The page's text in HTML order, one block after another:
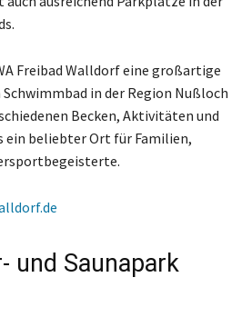
Freibad Walldorf eine großartige
in der Region Nußloch
Becken, Aktivitäten und
ein beliebter Ort für Familien,
und Saunapark